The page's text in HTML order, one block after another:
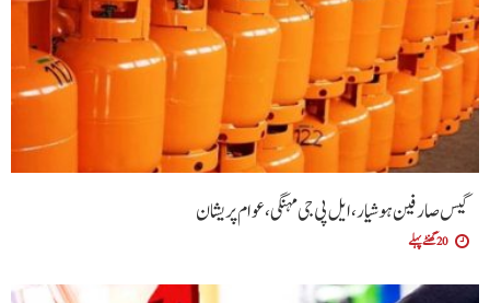
گیس صارفین ہوشیار، ایل پی جی مہنگی، عوام پریشان
20 گھنٹے پہلے